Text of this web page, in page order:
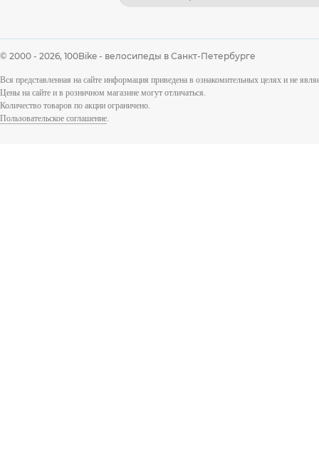
© 2000 - 2026, 100Bike - велосипеды в Санкт-Петербурге
Вся представленная на сайте информация приведена в ознакомительных целях и не
Цены на сайте и в розничном магазине могут отличаться.
Количество товаров по акции ограничено.
Пользовательское соглашение.